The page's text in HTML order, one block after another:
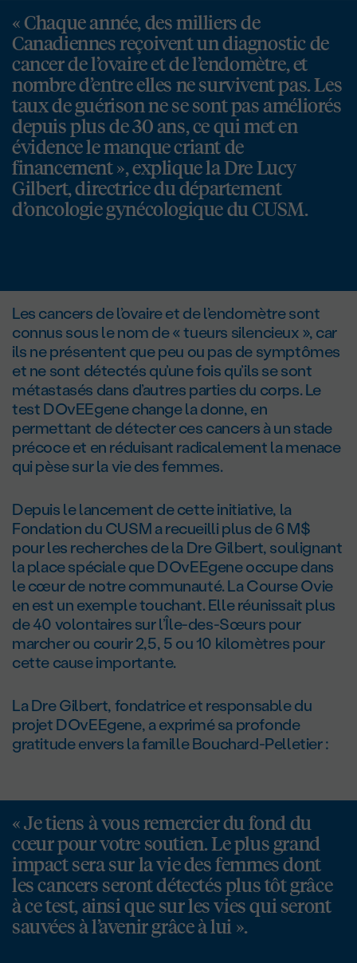
« Chaque année, des milliers de
Canadiennes reçoivent un diagnostic de
cancer de l’ovaire et de l’endomètre, et
nombre d’entre elles ne survivent pas. Les
taux de guérison ne se sont pas améliorés
depuis plus de 30 ans, ce qui met en
évidence le manque criant de
financement », explique la Dre Lucy
Gilbert, directrice du département
d’oncologie gynécologique du CUSM.
Les cancers de l’ovaire et de l’endomètre sont
connus sous le nom de « tueurs silencieux », car
ils ne présentent que peu ou pas de symptômes
et ne sont détectés qu’une fois qu’ils se sont
métastasés dans d’autres parties du corps. Le
test DOvEEgene change la donne, en
permettant de détecter ces cancers à un stade
précoce et en réduisant radicalement la menace
qui pèse sur la vie des femmes.
Depuis le lancement de cette initiative, la
Fondation du CUSM a recueilli plus de 6 M$
pour les recherches de la DreGilbert, soulignant
la place spéciale que DOvEEgene occupe dans
le cœur de notre communauté. La Course Ovie
en est un exemple touchant. Elle réunissait plus
de 40 volontaires sur l’Île-des-Sœurs pour
marcher ou courir 2,5, 5 ou 10 kilomètres pour
cette cause importante.
La DreGilbert, fondatrice et responsable du
projet DOvEEgene, a exprimé sa profonde
gratitude envers la famille Bouchard-Pelletier :
« Je tiens à vous remercier du fond du
cœur pour votre soutien. Le plus grand
impact sera sur la vie des femmes dont
les cancers seront détectés plus tôt grâce
à ce test, ainsi que sur les vies qui seront
sauvées à l’avenir grâce à lui ».